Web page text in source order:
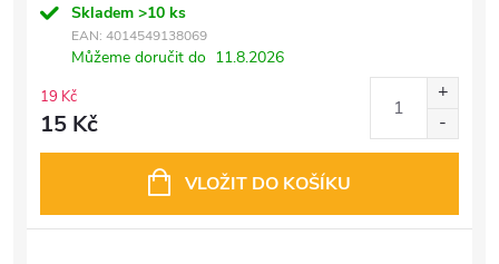
Skladem >10 ks
EAN: 4014549138069
Můžeme doručit do 11.8.2026
19 Kč
15 Kč
VLOŽIT DO KOŠÍKU